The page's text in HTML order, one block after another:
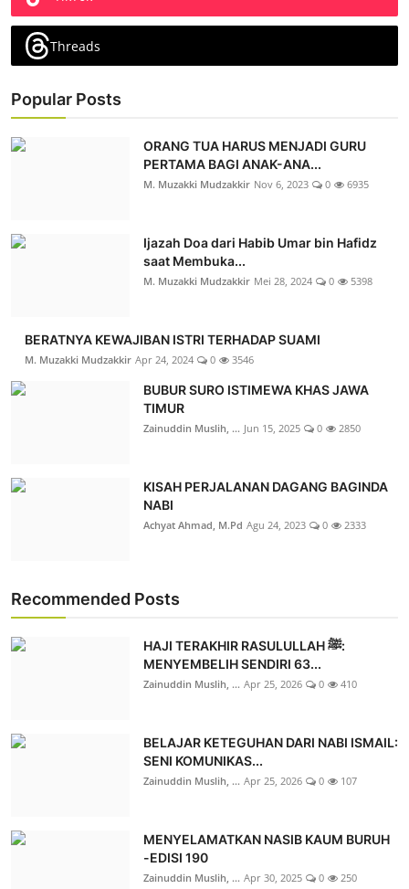
Threads
Popular Posts
ORANG TUA HARUS MENJADI GURU
PERTAMA BAGI ANAK-ANA...
M. Muzakki Mudzakkir Nov 6, 2023 0 6935
Ijazah Doa dari Habib Umar bin Hafidz
saat Membuka...
M. Muzakki Mudzakkir Mei 28, 2024 0 5398
BERATNYA KEWAJIBAN ISTRI TERHADAP SUAMI
M. Muzakki Mudzakkir Apr 24, 2024 0 3546
BUBUR SURO ISTIMEWA KHAS JAWA
TIMUR
Zainuddin Muslih, ... Jun 15, 2025 0 2850
KISAH PERJALANAN DAGANG BAGINDA
NABI
Achyat Ahmad, M.Pd Agu 24, 2023 0 2333
Recommended Posts
HAJI TERAKHIR RASULULLAH ﷺ:
MENYEMBELIH SENDIRI 63...
Zainuddin Muslih, ... Apr 25, 2026 0 410
BELAJAR KETEGUHAN DARI NABI ISMAIL:
SENI KOMUNIKAS...
Zainuddin Muslih, ... Apr 25, 2026 0 107
MENYELAMATKAN NASIB KAUM BURUH
-EDISI 190
Zainuddin Muslih, ... Apr 30, 2025 0 250